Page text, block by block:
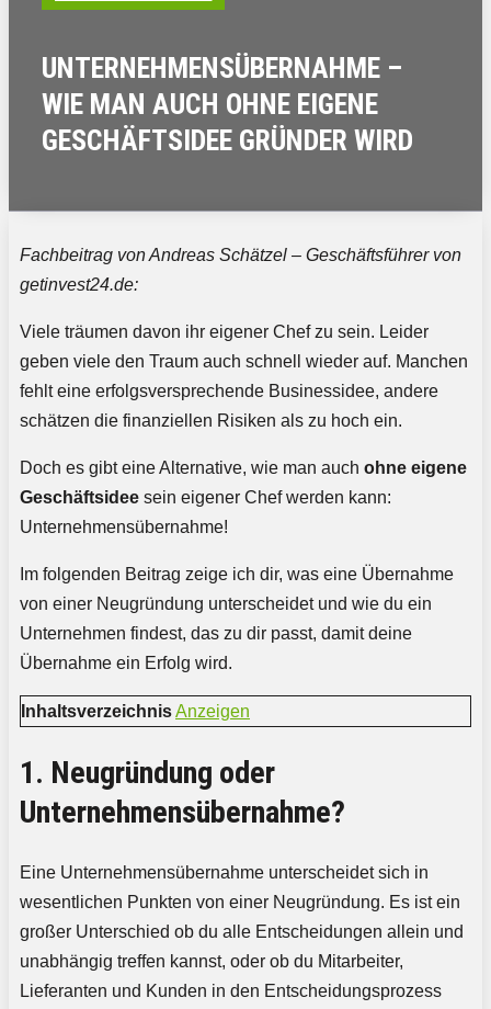
UNTERNEHMENSÜBERNAHME –
WIE MAN AUCH OHNE EIGENE
GESCHÄFTSIDEE GRÜNDER WIRD
Fachbeitrag von Andreas Schätzel – Geschäftsführer von
getinvest24.de:
Viele träumen davon ihr eigener Chef zu sein. Leider
geben viele den Traum auch schnell wieder auf. Manchen
fehlt eine erfolgsversprechende Businessidee, andere
schätzen die finanziellen Risiken als zu hoch ein.
Doch es gibt eine Alternative, wie man auch ohne eigene
Geschäftsidee sein eigener Chef werden kann:
Unternehmensübernahme!
Im folgenden Beitrag zeige ich dir, was eine Übernahme
von einer Neugründung unterscheidet und wie du ein
Unternehmen findest, das zu dir passt, damit deine
Übernahme ein Erfolg wird.
InhaltsverzeichnisAnzeigen
1. Neugründung oder
Unternehmensübernahme?
Eine Unternehmensübernahme unterscheidet sich in
wesentlichen Punkten von einer Neugründung. Es ist ein
großer Unterschied ob du alle Entscheidungen allein und
unabhängig treffen kannst, oder ob du Mitarbeiter,
Lieferanten und Kunden in den Entscheidungsprozess